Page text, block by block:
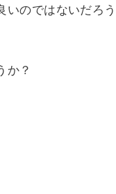
いのではないだろう
か？